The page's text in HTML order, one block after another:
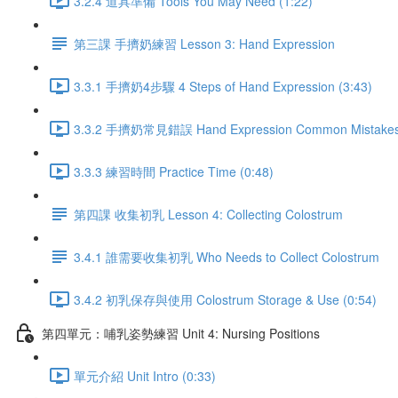
第三課 手擠奶練習 Lesson 3: Hand Expression
3.3.1 手擠奶4步驟 4 Steps of Hand Expression (3:43)
3.3.2 手擠奶常見錯誤 Hand Expression Common
3.3.3 練習時間 Practice Time (0:48)
第四課 收集初乳 Lesson 4: Collecting Colostrum
3.4.1 誰需要收集初乳 Who Needs to Collect Colostrum
3.4.2 初乳保存與使用 Colostrum Storage & Use (0:54)
第四單元：哺乳姿勢練習 Unit 4: Nursing Positions
單元介紹 Unit Intro (0:33)